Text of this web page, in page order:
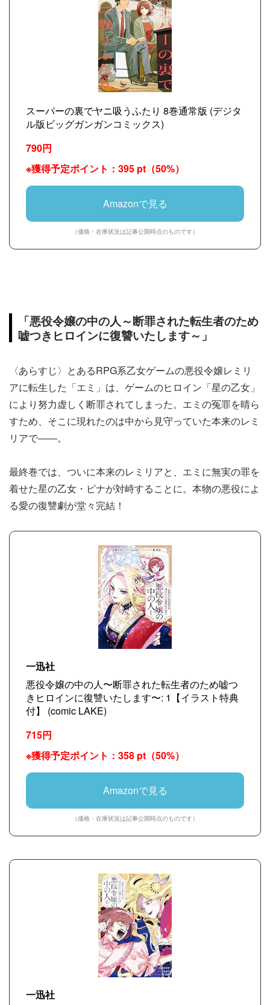
スーパーの裏でヤニ吸うふたり 8巻通常版 (デジタ
ル版ビッグガンガンコミックス)
790円
※獲得予定ポイント：395 pt（50%）
Amazonで見る
（価格・在庫状況は記事公開時点のものです）
「悪役令嬢の中の人～断罪された転生者のため
嘘つきヒロインに復讐いたします～」
〈あらすじ〉とあるRPG系乙女ゲームの悪役令嬢レミリ
アに転生した「エミ」は、ゲームのヒロイン「星の乙女」
により努力虚しく断罪されてしまった。エミの冤罪を晴ら
すため、そこに現れたのは中から見守っていた本来のレミ
リアで――。
最終巻では、ついに本来のレミリアと、エミに無実の罪を
着せた星の乙女・ピナが対峙することに。本物の悪役によ
る愛の復讐劇が堂々完結！
一迅社
悪役令嬢の中の人〜断罪された転生者のため嘘つ
きヒロインに復讐いたします〜: 1【イラスト特典
付】 (comic LAKE)
715円
※獲得予定ポイント：358 pt（50%）
Amazonで見る
（価格・在庫状況は記事公開時点のものです）
一迅社